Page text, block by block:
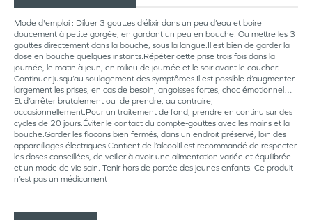
Mode d'emploi : Diluer 3 gouttes d’élixir dans un peu d’eau et boire
doucement à petite gorgée, en gardant un peu en bouche. Ou mettre les 3
gouttes directement dans la bouche, sous la langue.Il est bien de garder la
dose en bouche quelques instants.Répéter cette prise trois fois dans la
journée, le matin à jeun, en milieu de journée et le soir avant le coucher.
Continuer jusqu’au soulagement des symptômes.Il est possible d’augmenter
largement les prises, en cas de besoin, angoisses fortes, choc émotionnel…
Et d’arrêter brutalement ou de prendre, au contraire,
occasionnellement.Pour un traitement de fond, prendre en continu sur des
cycles de 20 jours.Éviter le contact du compte-gouttes avec les mains et la
bouche.Garder les flacons bien fermés, dans un endroit préservé, loin des
appareillages électriques.Contient de l’alcoolIl est recommandé de respecter
les doses conseillées, de veiller à avoir une alimentation variée et équilibrée
et un mode de vie sain. Tenir hors de portée des jeunes enfants. Ce produit
n’est pas un médicament